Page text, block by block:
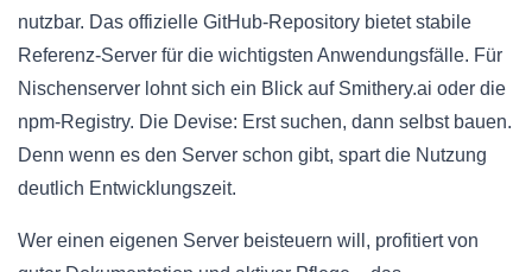
nutzbar. Das offizielle GitHub-Repository bietet stabile
Referenz-Server für die wichtigsten Anwendungsfälle. Für
Nischenserver lohnt sich ein Blick auf Smithery.ai oder die
npm-Registry. Die Devise: Erst suchen, dann selbst bauen.
Denn wenn es den Server schon gibt, spart die Nutzung
deutlich Entwicklungszeit.
Wer einen eigenen Server beisteuern will, profitiert von